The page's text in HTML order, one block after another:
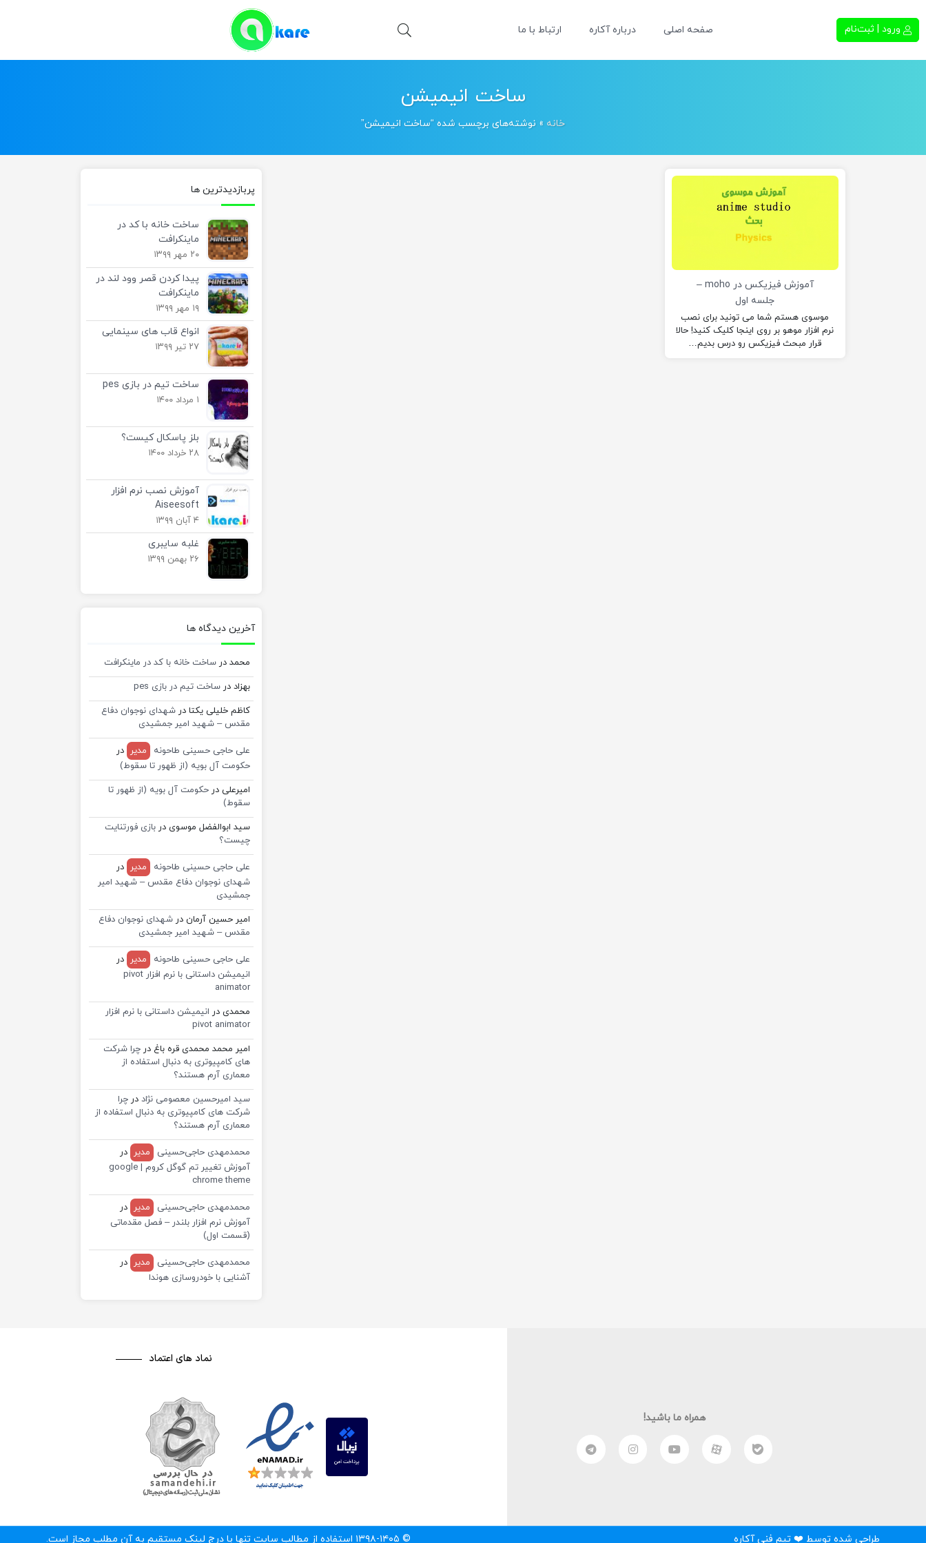
ورود | ثبت‌نام صفحه اصلی درباره آکاره ارتباط با ما
ساخت انیمیشن
خانه » نوشته‌های برچسب شده “ساخت انیمیشن”
آموزش فیزیکس در moho –
جلسه اول
موسوی هستم شما می تونید برای نصب
نرم افزار موهو بر روی اینجا کلیک کنید! حالا
قرار مبحث فیزیکس رو درس بدیم…
پربازدیدترین ها
ساخت خانه با کد در
ماینکرافت
۲۰ مهر ۱۳۹۹
پیدا کردن قصر وود لند در
ماینکرافت
۱۹ مهر ۱۳۹۹
انواع قاب های سینمایی
۲۷ تیر ۱۳۹۹
ساخت تیم در بازی pes
۱ مرداد ۱۴۰۰
بلز پاسکال کیست؟
۲۸ خرداد ۱۴۰۰
آموزش نصب نرم افزار
Aiseesoft
۴ آبان ۱۳۹۹
غلبه سایبری
۲۶ بهمن ۱۳۹۹
آخرین دیدگاه ها
محمد درساخت خانه با کد در ماینکرافت
بهزاد درساخت تیم در بازی pes
کاظم خلیلی یکتا درشهدای نوجوان دفاع
مقدس – شهید امیر جمشیدی
علی حاجی حسینی طاحونه مدیر
در
حکومت آل بویه (از ظهور تا سقوط)
امیرعلی درحکومت آل بویه (از ظهور تا
سقوط)
سید ابوالفضل موسوی دربازی فورتنایت
چیست؟
علی حاجی حسینی طاحونه مدیر
در
شهدای نوجوان دفاع مقدس – شهید امیر
جمشیدی
امیر حسین آرمان درشهدای نوجوان دفاع
مقدس – شهید امیر جمشیدی
علی حاجی حسینی طاحونه مدیر
در
انیمیشن داستانی با نرم افزار pivot
animator
محمدی در انیمیشن داستانی با نرم افزار
pivot animator
امیر محمد محمدی قره باغ درچرا شرکت
های کامپیوتری به دنبال استفاده از
معماری آرم هستند؟
سید امیرحسین معصومی نژاد درچرا
شرکت های کامپیوتری به دنبال استفاده از
معماری آرم هستند؟
محمدمهدی حاجی‌حسینی مدیر
در
آموزش تغییر تم گوگل کروم | google
chrome theme
محمدمهدی حاجی‌حسینی مدیر
در
آموزش نرم افزار بلندر – فصل مقدماتی
(قسمت اول)
محمدمهدی حاجی‌حسینی مدیر
در
آشنایی با خودروسازی هوندا
همراه ما باشید!
نماد های اعتماد
طراحی شده توسط ❤️ تیم فنی آکاره © ۱۳۹۸-۱۴۰۵ استفاده از مطالب سایت تنها با درج لینک مستقیم به آن مطلب مجاز است.‌